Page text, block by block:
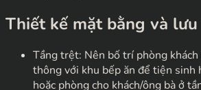
Thiết kế mặt bằng và
Tầng trệt: Nên bố trí phòng
thông với khu bếp ăn để tiện sinh
hoặc phòng cho khách/ông bà ở